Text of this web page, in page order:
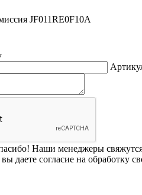
JF011RE0F10A
Наши менеджеры
даете согласие на обработку